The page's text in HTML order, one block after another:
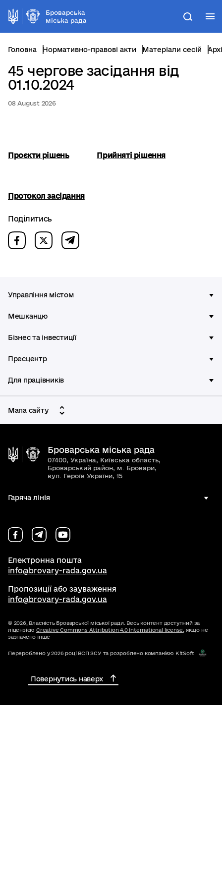
Броварська
міська рада
Пошук
Головна Нормативно-правові акти Матеріали сесій
45 чергове засідання від
01.10.2024
08 August 2026
Проєкти рішень Прийняті рішення
Протокол засідання
Поділитись
Управління містом
Мешканцю
Бізнес та інвестиції
Пресцентр
Для працівників
Мапа сайту
Броварська міська рада
07400, Україна, Київська область,
Броварський район, м. Бровари,
вул. Героїв України, 15
Гаряча лінія
Електронна пошта
info@brovary-rada.gov.ua
Пропозиції або зауваження
info@brovary-rada.gov.ua
© 2026, Власність Броварської міської ради. Весь контент доступний за
ліцензією Creative Commons Attribution 4.0 International license , якщо не
зазначено інше
Перероблено у 2026 році ВСП ЗСУ та розроблено компанією KitSoft
Повернутись наверх